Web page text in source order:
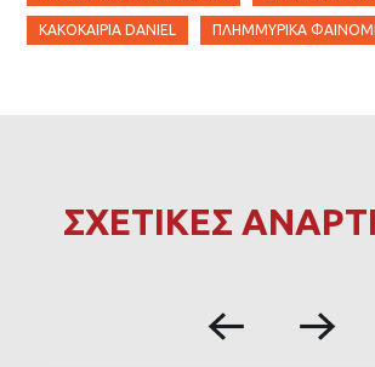
ΚΑΚΟΚΑΙΡΊΑ DANIEL ΠΛΗΜΜΥΡΙΚΆ
ΣΧΕΤΙΚΕΣ